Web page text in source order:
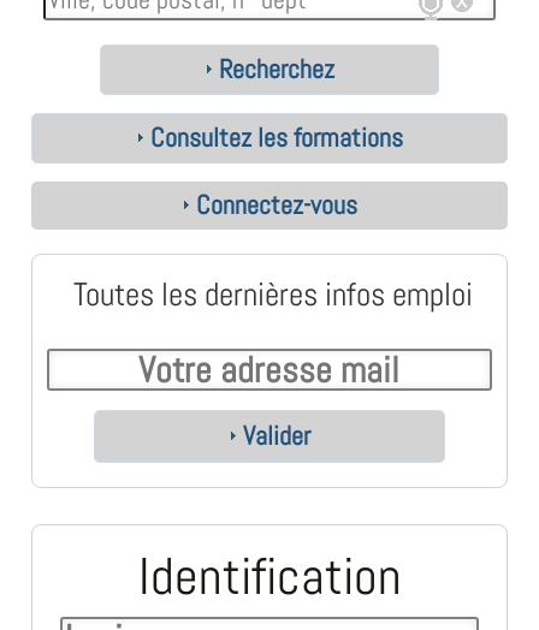
Recherchez
Consultez les formations
Connectez-vous
Toutes les dernières infos emploi
Valider
Identification